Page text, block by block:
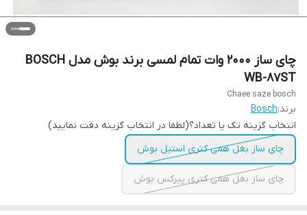
چای ساز 2000 وات تمام لمسی برند بوش مدل BOSCH
WB-87ST
Chaee saze bosch
برند:Bosch
انتخاب گزینه تک یا تعداد؟(لطفا در انتخاب گزینه دقت نمایید)
چای ساز بغل همی کتری استیل بوش
چای ساز بغل همی کتری پیرکس بوش